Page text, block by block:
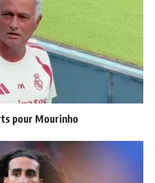
pour Mourinho